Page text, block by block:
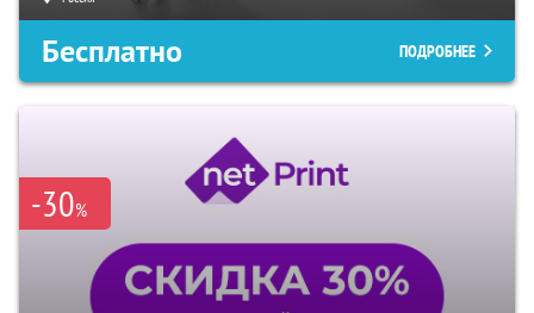
Бесплатно ПОДРОБНЕЕ
-30%